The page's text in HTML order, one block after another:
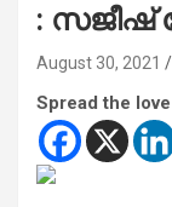
: സജീഷ്
August 30, 2021
Spread the love